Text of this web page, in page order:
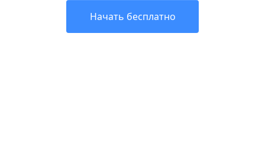
Начать бесплатно